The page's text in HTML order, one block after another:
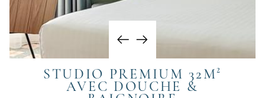
STUDIO PREMIUM 32M²
AVEC DOUCHE &